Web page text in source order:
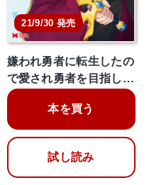
21/9/30 発売
嫌われ勇者に転生したの
で愛され勇者を目指し…
本を買う
試し読み